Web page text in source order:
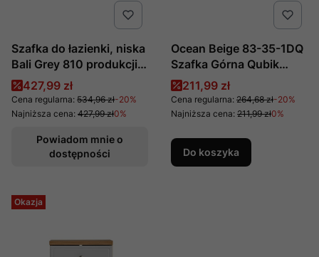
Szafka do łazienki, niska
Bali Grey 810 produkcji
COMAD
Cena promocyjna
427,99 zł
Cena regularna: 534,96 zł-20%
Najniższa cena: 427,99 zł0%
Powiadom mnie o
dostępności
Ocean Beige 83-35-1DQ
Szafka Górna Qubik
35x35 cm 1 Drzwi
Comad
Cena promocyjna
211,99 zł
Cena regularna: 264,68 zł-20%
Najniższa cena: 211,99 zł0%
Do koszyka
Okazja